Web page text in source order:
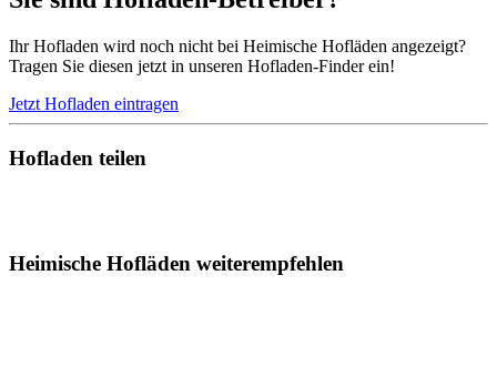
Ihr Hofladen wird noch nicht bei Heimische Hofläden angezeigt?
Tragen Sie diesen jetzt in unseren Hofladen-Finder ein!
Jetzt Hofladen eintragen
Hofladen teilen
Heimische Hofläden weiterempfehlen